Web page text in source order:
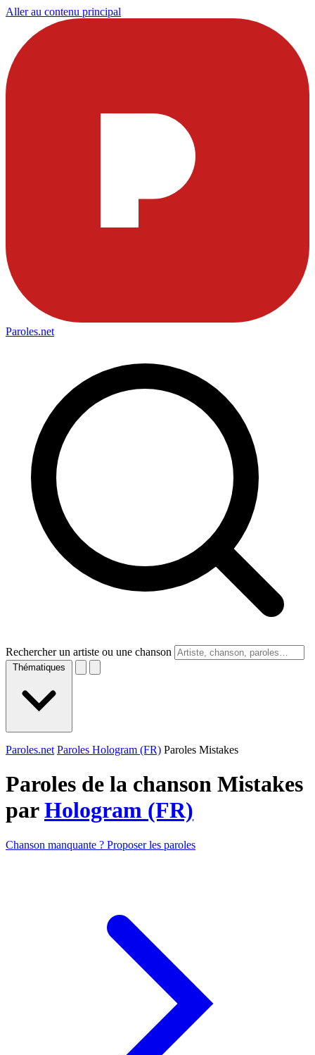
Aller au contenu principal
Paroles.net
Rechercher un artiste ou une chanson
Thématiques
Paroles.net Paroles Hologram (FR) Paroles Mistakes
Paroles de la chanson Mistakes
parHologram (FR)
Chanson manquante ? Proposer les paroles